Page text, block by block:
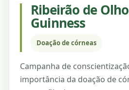
Ribeirão de
Guinness
Doação de córneas
Campanha de
importância da doação de